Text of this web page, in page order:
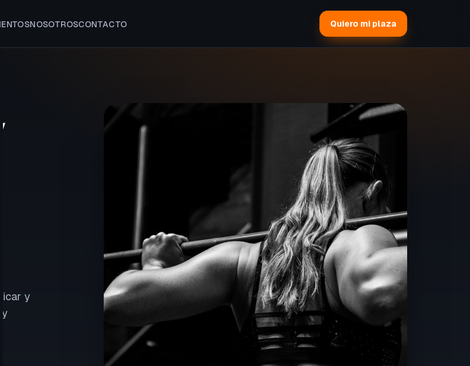
NOSOTROSCONTACTO Quiero mi plaza
y
y